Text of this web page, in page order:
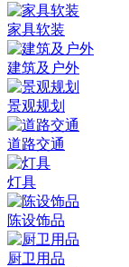
家具软装
建筑及户外
景观规划
道路交通
灯具
陈设饰品
厨卫用品